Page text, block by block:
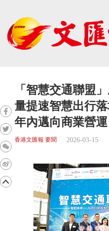
「智慧交通聯盟
量提速智慧出行
年內邁向商業營運
香港文匯報 要聞 2026-03-15